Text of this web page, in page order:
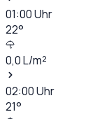
01:00Uhr
22°
0,0L/m²
02:00Uhr
21°